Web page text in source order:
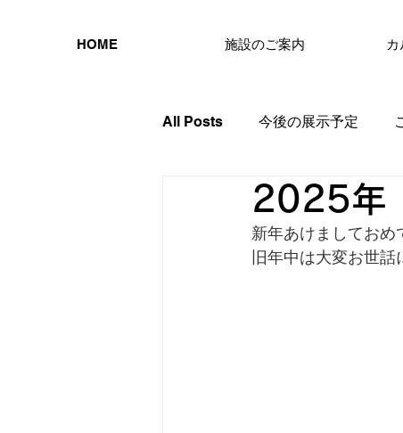
HOME 施設のご案内
All Posts 今後の展示予定
2025年
新年あけましておめ
旧年中は大変お世